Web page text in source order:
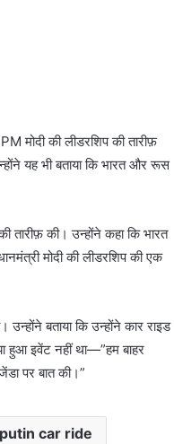
PMमोदी कीलीडरशिपकी तारीफ़
यह भी बताया कि भारत और रूस
तारीफ़ की। उन्होंने कहा कि भारत
मोदी कीलीडरशिपकी एक
उन्होंने बताया कि उन्होंने कारराइड
हुआइवेंटनहीं था—”हम बाहर
पर बात की।”
car ride